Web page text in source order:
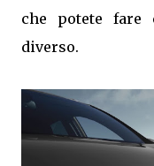
che potete fare
diverso.